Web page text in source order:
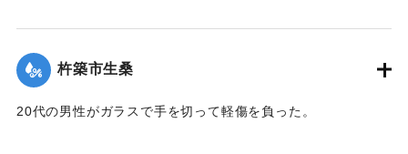
旧にあたる
昭五一．九．一一．一一時三〇分
災害救助法発令 激甚災害地域指定
杵築市生桑
20代の男性がガラスで手を切って軽傷を負った。